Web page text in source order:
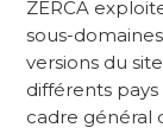
ZERCA
sous-
versions du
différents
cadre général